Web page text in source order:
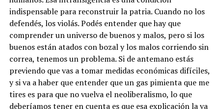
indispensable para reconstruir la patria. Cuando no los
defendés, los violás. Podés entender que hay que
comprender un universo de buenos y malos, pero si los
buenos están atados con bozal y los malos corriendo sin
correa, tenemos un problema. Si de antemano estás
previendo que vas a tomar medidas económicas difíciles,
y si va a haber que entender que un gas pimienta que me
tires es para que no vuelva el neoliberalismo, lo que
deberíamos tener en cuenta es que esa explicación la va